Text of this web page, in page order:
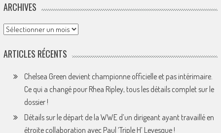
ARCHIVES
Archives
ARTICLES RÉCENTS
Chelsea Green devient championne officielle et pas intérimaire.
Ce qui a changé pour Rhea Ripley, tous les détails complet sur le
dossier !
Détails sur le départ de la WWE d’un dirigeant ayant travaillé en
étroite collaboration avec Paul ‘Triple H’ Levesque !